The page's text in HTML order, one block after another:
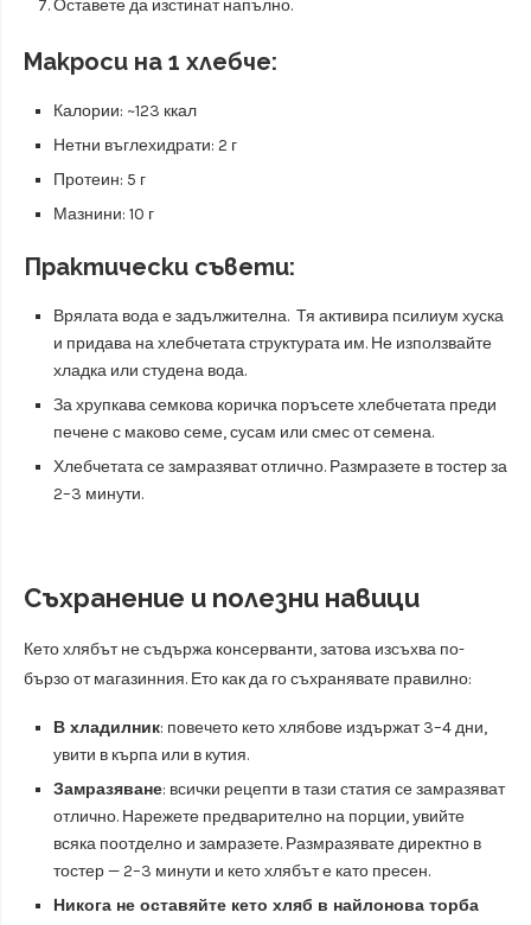
Оставете да изстинат напълно.
Макроси на 1 хлебче:
Калории: ~123 ккал
Нетни въглехидрати: 2 г
Протеин: 5 г
Мазнини: 10 г
Практически съвети:
Врялата вода е задължителна. Тя активира псилиум хуска
и придава на хлебчетата структурата им. Не използвайте
хладка или студена вода.
За хрупкава семкова коричка поръсете хлебчетата преди
печене с маково семе, сусам или смес от семена.
Хлебчетата се замразяват отлично. Размразете в тостер за
2–3 минути.
Съхранение и полезни навици
Кето хлябът не съдържа консерванти, затова изсъхва по-
бързо от магазинния. Ето как да го съхранявате правилно:
В хладилник: повечето кето хлябове издържат 3–4 дни,
увити в кърпа или в кутия.
Замразяване: всички рецепти в тази статия се замразяват
отлично. Нарежете предварително на порции, увийте
всяка поотделно и замразете. Размразявате директно в
тостер — 2–3 минути и кето хлябът е като пресен.
Никога не оставяйте кето хляб в найлонова торба